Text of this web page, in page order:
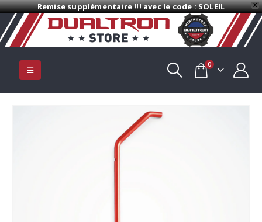
X
Remise supplémentaire !!! avec le code : SOLEIL
0